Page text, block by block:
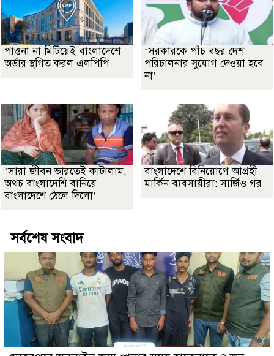
পাওনা না মিটিয়েই বাংলাদেশে
অর্ডার স্থগিত করল এলপিপি
‘সরকারকে পাঁচ বছর দেশ
পরিচালনার সুযোগ দেওয়া হবে
না’
‘সারা জীবন ভারতেই কাটালাম,
অথচ বাংলাদেশি বানিয়ে
বাংলাদেশে ঠেলে দিলো’
বাংলাদেশে বিনিয়োগে আগ্রহী
মার্কিন ব্যবসায়ীরা: সার্জিও গর
সর্বশেষ সংবাদ